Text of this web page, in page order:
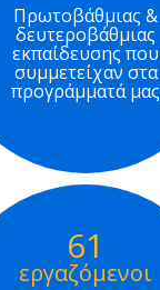
Πρωτοβάθμιας &
δευτεροβάθμιας
εκπαίδευσης που
συμμετείχαν στα
προγράμματά μας
61
εργαζόμενοι